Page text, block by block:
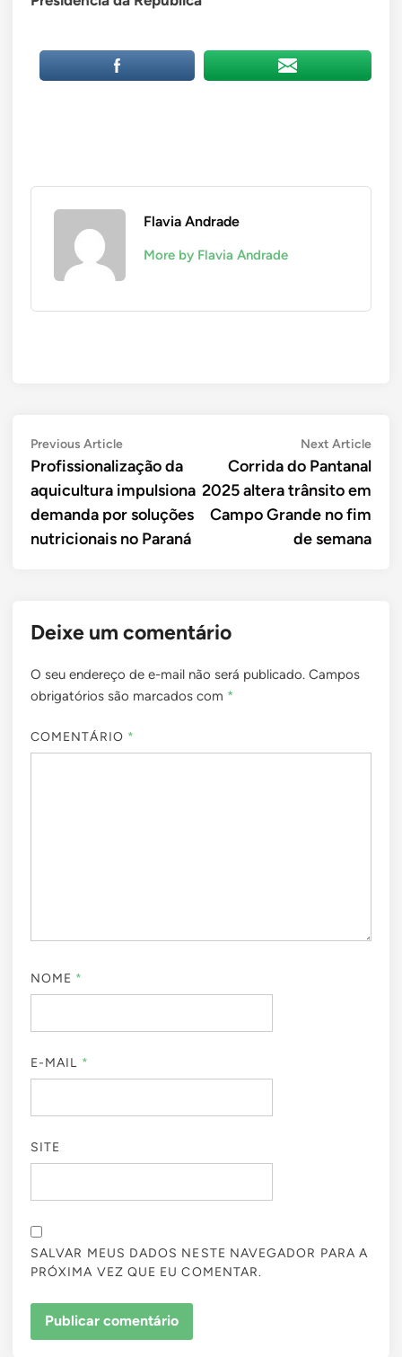
Flavia Andrade
More by Flavia Andrade
Navegação
de
Post
Previous ArticlePrevious
article:
Profissionalização da
aquicultura impulsiona
demanda por soluções
nutricionais no Paraná
Next ArticleNext
Corrida do Pantanal
2025 altera trânsito em
Campo Grande no fim
de semana
Deixe um comentário
O seu endereço de e-mail não será publicado. Campos
obrigatórios são marcados com *
COMENTÁRIO *
NOME *
E-MAIL *
SITE
SALVAR MEUS DADOS NESTE NAVEGADOR PARA A
PRÓXIMA VEZ QUE EU COMENTAR.